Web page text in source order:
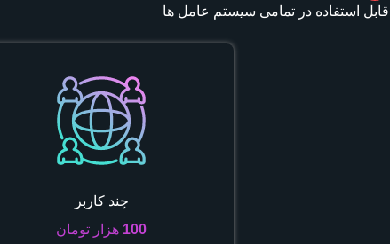
قابل استفاده در تمامی سیستم عامل ها
چند کاربر
100 هزار تومان